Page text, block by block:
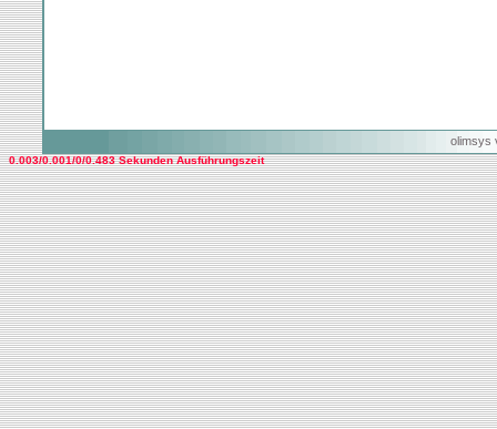
olimsys
0.003/0.001/0/0.483 Sekunden Ausführungszeit